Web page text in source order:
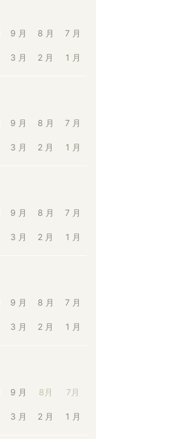
9 月 8 月 7 月
3 月 2 月 1 月
9 月 8 月 7 月
3 月 2 月 1 月
9 月 8 月 7 月
3 月 2 月 1 月
9 月 8 月 7 月
3 月 2 月 1 月
9 月 8月 7月
3 月 2 月 1 月